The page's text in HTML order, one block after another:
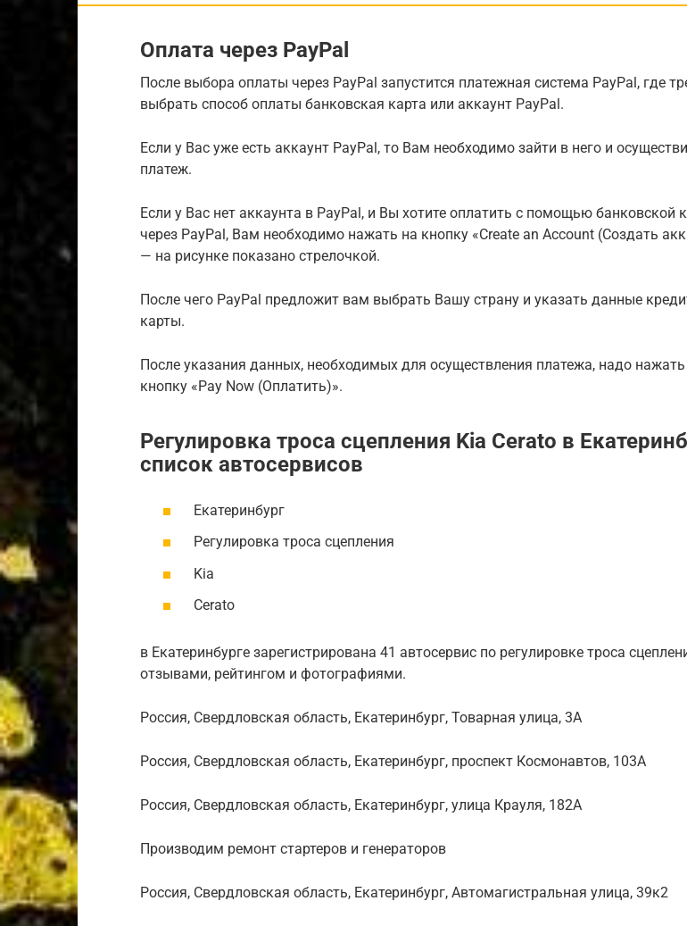
Оплата через PayPal
После выбора оплаты через PayPal запустится платежная система PayPal, где
выбрать способ оплаты банковская карта или аккаунт PayPal.
Если у Вас уже есть аккаунт PayPal, то Вам необходимо зайти в него и
платеж.
Если у Вас нет аккаунта в PayPal, и Вы хотите оплатить с помощью банковской
через PayPal, Вам необходимо нажать на кнопку «Create an Account (Создать
— на рисунке показано стрелочкой.
После чего PayPal предложит вам выбрать Вашу страну и указать данные
карты.
После указания данных, необходимых для осуществления платежа, надо нажать
кнопку «Pay Now (Оплатить)».
Регулировка троса сцепления Kia Cerato в
список автосервисов
Екатеринбург
Регулировка троса сцепления
Kia
Cerato
в Екатеринбурге зарегистрирована 41 автосервис по регулировке троса
отзывами, рейтингом и фотографиями.
Россия, Свердловская область, Екатеринбург, Товарная улица, 3А
Россия, Свердловская область, Екатеринбург, проспект Космонавтов, 103А
Россия, Свердловская область, Екатеринбург, улица Крауля, 182А
Производим ремонт стартеров и генераторов
Россия, Свердловская область, Екатеринбург, Автомагистральная улица, 39к2